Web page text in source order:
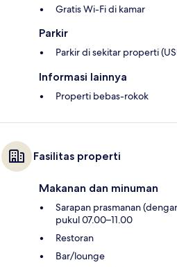
Gratis Wi-Fi di kamar
Parkir
Parkir di sekitar properti
Informasi lainnya
Properti bebas-rokok
Fasilitas properti
Makanan dan minuman
Sarapan prasmanan
pukul 07.00–11.00
Restoran
Bar/lounge